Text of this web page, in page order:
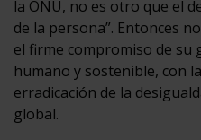
la ONU, no es otro que el
de la persona”. Entonces
el firme compromiso de
humano y sostenible, con
erradicación de la
global.